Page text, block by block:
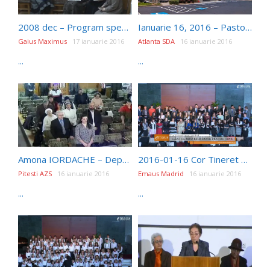
2008 dec – Program special de an nou – Cartea proverbelor iCer
Gaius Maximus 17 ianuarie 2016
...
Ianuarie 16, 2016 – Pastor Daniel Serban – "Sa Va Iubiti Unii Pe Altii…!"
Atlanta SDA 16 ianuarie 2016
...
Amona IORDACHE – Dependenta de Dumnezeu II 240
Pitesti AZS 16 ianuarie 2016
...
2016-01-16 Cor Tineret Emaus – Cantul meu este doar pentru tine
Emaus Madrid 16 ianuarie 2016
...